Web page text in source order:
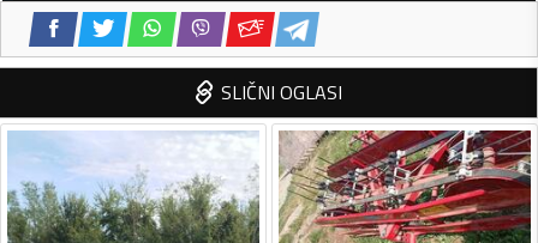
SLIČNI OGLASI